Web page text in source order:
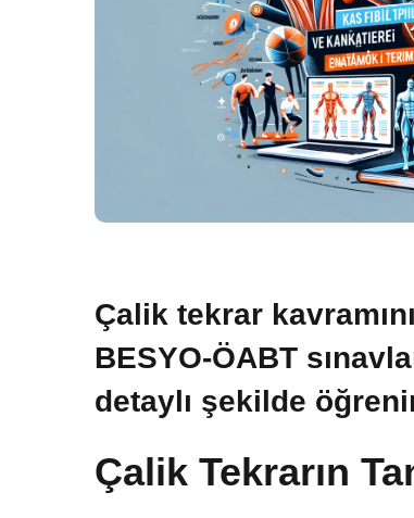
Çalik tekrar
BESYO-ÖABT
detaylı şekilde
Çalik Tekrarın